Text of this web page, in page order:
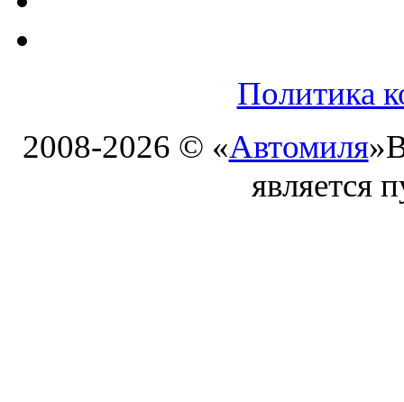
Политика
2008-2026 © «Автомиля»
является